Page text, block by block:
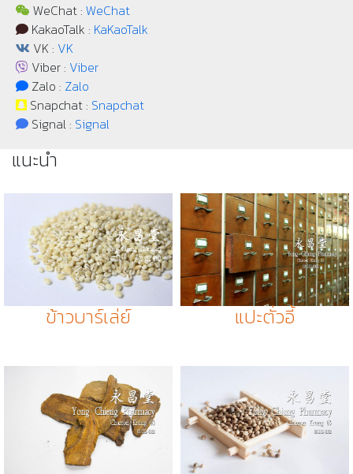
WeChat : WeChat
KakaoTalk : KaKaoTalk
VK : VK
Viber : Viber
Zalo : Zalo
Snapchat : Snapchat
Signal : Signal
แนะนำ
ข้าวบาร์เล่ย์ แปะตั่วอี้